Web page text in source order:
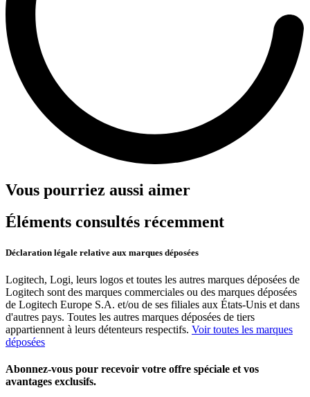
Vous pourriez aussi aimer
Éléments consultés récemment
Déclaration légale relative aux marques déposées
Logitech, Logi, leurs logos et toutes les autres marques déposées de
Logitech sont des marques commerciales ou des marques déposées
de Logitech Europe S.A. et/ou de ses filiales aux États-Unis et dans
d'autres pays. Toutes les autres marques déposées de tiers
appartiennent à leurs détenteurs respectifs. Voir toutes les marques
déposées
Abonnez-vous pour recevoir votre offre spéciale et vos
avantages exclusifs.